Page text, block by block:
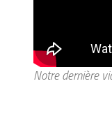
Notre dernière